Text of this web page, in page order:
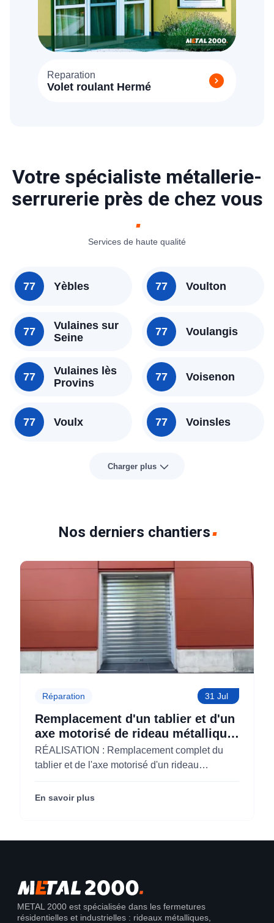
Reparation
Volet roulant Hermé
Votre spécialiste métallerie-
serrurerie près de chez vous
Services de haute qualité
77 Yèbles
77
Vulaines sur
Seine
77
Vulaines lès
Provins
77 Voulx
77 Voulton
77 Voulangis
77 Voisenon
77 Voinsles
Charger plus
Nos derniers chantiers
Réparation 31 Jul
Remplacement d'un tablier et d'un
axe motorisé de rideau métallique
pour M'CHADAL (Optical Center)
(95)
RÉALISATION : Remplacement complet du
tablier et de l'axe motorisé d'un rideau
Center) (95290).
En savoir plus
METAL 2000 est spécialisée dans les fermetures
résidentielles et industrielles : rideaux métalliques,